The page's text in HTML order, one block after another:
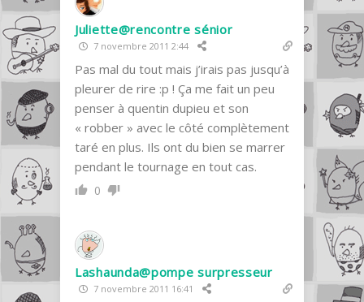
Juliette@rencontre sénior
7 novembre 2011 2:44
Pas mal du tout mais j’irais pas jusqu’à
pleurer de rire :p ! Ça me fait un peu
penser à quentin dupieu et son
« robber » avec le côté complètement
taré en plus. Ils ont du bien se marrer
pendant le tournage en tout cas.
0
Lashaunda@pompe surpresseur
7 novembre 2011 16:41